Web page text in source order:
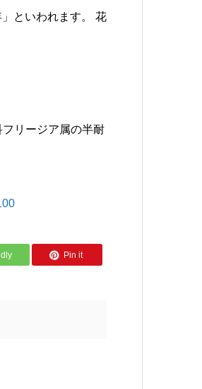
といわれます。 花
リージア属の半耐
Pin it